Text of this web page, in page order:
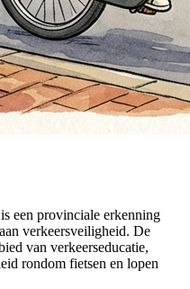
een provinciale erkenning
verkeersveiligheid. De
van verkeerseducatie,
rondom fietsen en lopen